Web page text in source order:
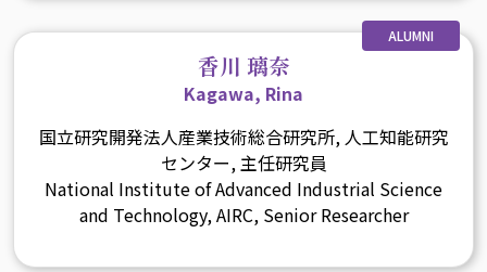
ALUMNI
香川 璃奈
Kagawa, Rina
国立研究開発法人産業技術総合研究所, 人工知能研究
センター, 主任研究員
National Institute of Advanced Industrial Science
and Technology, AIRC, Senior Researcher